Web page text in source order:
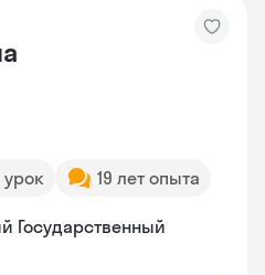
урок 19 лет опыта
Государственный